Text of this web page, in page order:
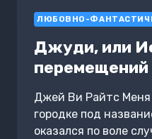
ЛЮБОВНО-
Джуди, или
перемещений
Джей Ви Райтс Меня
городке под
оказался по воле